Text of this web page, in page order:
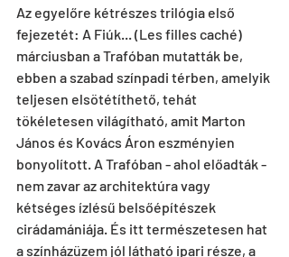
Az egyelőre kétrészes trilógia első
fejezetét: A Fiúk... (Les filles caché)
márciusban a Trafóban mutatták be,
ebben a szabad színpadi térben, amelyik
teljesen elsötétíthető, tehát
tökéletesen világítható, amit Marton
János és Kovács Áron eszményien
bonyolított. A Trafóban - ahol előadták -
nem zavar az architektúra vagy
kétséges ízlésű belsőépítészek
cirádamániája. És itt természetesen hat
a színházüzem jól látható ipari része, a